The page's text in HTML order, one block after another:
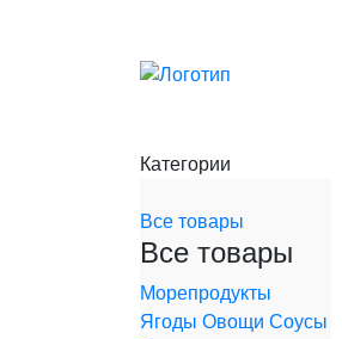
Категории
Все товары
Все товары
Морепродукты
Ягоды Овощи Соусы